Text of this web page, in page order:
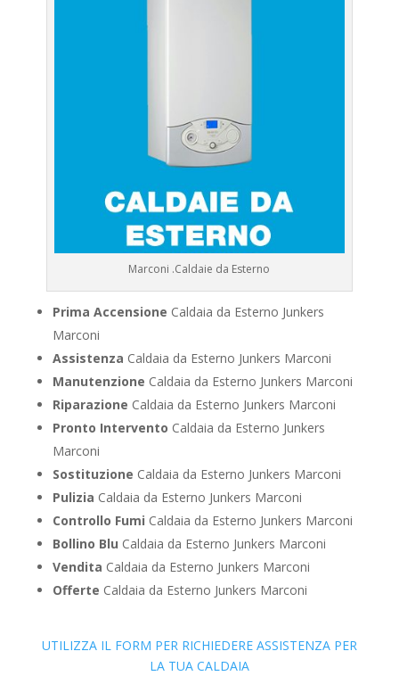
Marconi .Caldaie da Esterno
Prima Accensione Caldaia da Esterno Junkers
Marconi
Assistenza Caldaia da Esterno Junkers Marconi
Manutenzione Caldaia da Esterno Junkers Marconi
Riparazione Caldaia da Esterno Junkers Marconi
Pronto Intervento Caldaia da Esterno Junkers
Marconi
Sostituzione Caldaia da Esterno Junkers Marconi
Pulizia Caldaia da Esterno Junkers Marconi
Controllo Fumi Caldaia da Esterno Junkers Marconi
Bollino Blu Caldaia da Esterno Junkers Marconi
Vendita Caldaia da Esterno Junkers Marconi
Offerte Caldaia da Esterno Junkers Marconi
UTILIZZA IL FORM PER RICHIEDERE ASSISTENZA PER
LA TUA CALDAIA